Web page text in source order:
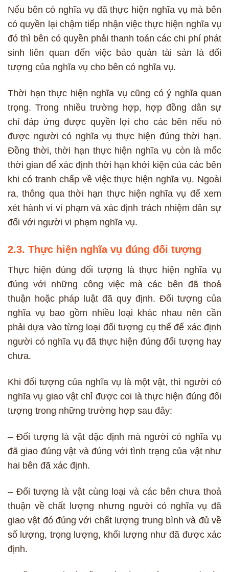
Nếu bên có nghĩa vụ đã thực hiện nghĩa vụ mà bên
có quyền lại chậm tiếp nhận việc thực hiện nghĩa vụ
đó thì bên có quyền phải thanh toán các chi phí phát
sinh liên quan đến việc bảo quản tài sản là đối
tượng của nghĩa vụ cho bên có nghĩa vụ.
Thời hạn thực hiện nghĩa vụ cũng có ý nghĩa quan
trọng. Trong nhiều trường hợp, hợp đồng dân sự
chỉ đáp ứng được quyền lợi cho các bên nếu nó
được người có nghĩa vụ thực hiện đúng thời hạn.
Đồng thời, thời hạn thực hiện nghĩa vụ còn là mốc
thời gian để xác định thời hạn khởi kiện của các bên
khi có tranh chấp về việc thực hiện nghĩa vụ. Ngoài
ra, thông qua thời hạn thực hiện nghĩa vụ để xem
xét hành vi vi phạm và xác định trách nhiệm dân sự
đối với người vi phạm nghĩa vụ.
2.3. Thực hiện nghĩa vụ đúng đối tượng
Thực hiện đúng đối tượng là thực hiện nghĩa vụ
đúng với những công việc mà các bên đã thoả
thuận hoặc pháp luật đã quy định. Đối tượng của
nghĩa vụ bao gồm nhiều loại khác nhau nên cần
phải dựa vào từng loại đối tượng cụ thể để xác định
người có nghĩa vụ đã thực hiện đúng đối tượng hay
chưa.
Khi đối tượng của nghĩa vụ là một vật, thì người có
nghĩa vụ giao vật chỉ được coi là thực hiện đúng đối
tượng trong những trường hợp sau đây:
– Đối tượng là vật đặc định mà người có nghĩa vụ
đã giao đúng vật và đúng với tình trạng của vật như
hai bên đã xác định.
– Đối tượng là vật cùng loại và các bên chưa thoả
thuận về chất lượng nhưng người có nghĩa vụ đã
giao vật đó đúng với chất lượng trung bình và đủ về
số lượng, trọng lượng, khối lượng như đã được xác
định.